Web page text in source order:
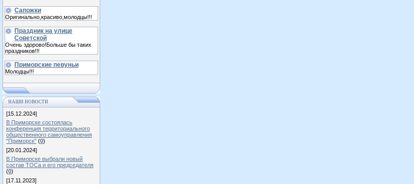
Сапожки
Оригинально,красиво,молодцы!!!
Праздник на улице
Советской
Очень здорово!Больше бы таких
праздников!!!
Приморские певуньи
Молодцы!!!
НАШИ НОВОСТИ
[15.12.2024]
В Приморске состоялась
конференция территориального
общественного самоуправления
"Приморск" (0)
[20.01.2024]
В Приморске выбрали новый
состав ТОСа и его председателя
(0)
[17.11.2023]